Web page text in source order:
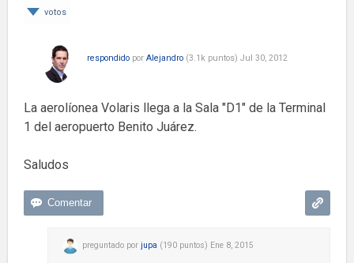
votos
respondido por Alejandro (3.1k puntos) Jul 30, 2012
La aerolíonea Volaris llega a la Sala "D1" de la Terminal
1 del aeropuerto Benito Juárez.
Saludos
preguntado por jupa (190 puntos) Ene 8, 2015